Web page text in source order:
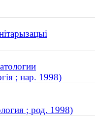
; нар. 1998)
; род. 1998)